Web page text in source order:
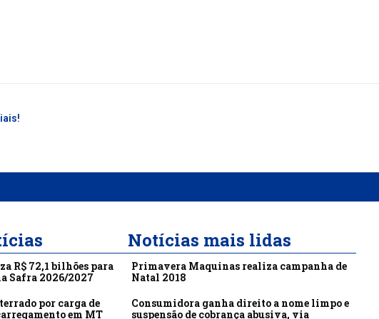
R$ 72,1 bilhões para
Safra 2026/2027
por carga de
em MT
Notícias mais lidas
Primavera Maquinas realiza campanha de
Natal 2018
Consumidora ganha direito a nome limpo e
suspensão de cobrança abusiva, via